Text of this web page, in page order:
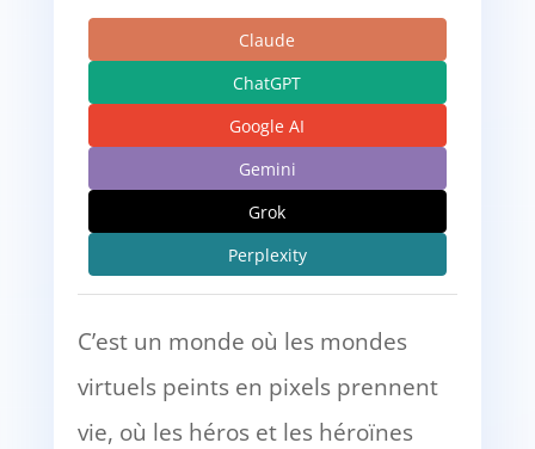
Claude
ChatGPT
Google AI
Gemini
Grok
Perplexity
C’est un monde où les mondes
virtuels peints en pixels prennent
vie, où les héros et les héroïnes